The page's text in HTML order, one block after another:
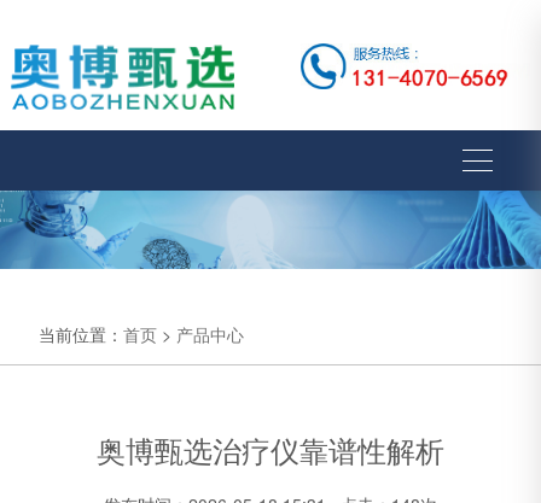
当前位置： 首页 > 产品中心
奥博甄选治疗仪靠谱性解析